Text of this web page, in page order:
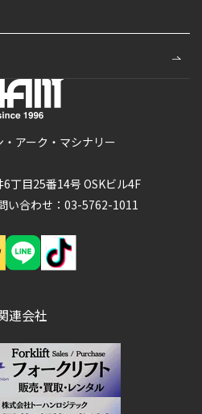
アーク・マシナリー
丁目25番14号 OSKビル4F
い合わせ：03-5762-1011
連会社